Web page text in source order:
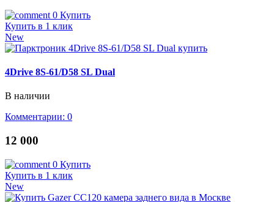
0 Купить
Купить в 1 клик
New
4Drive 8S-61/D58 SL Dual
В наличии
Комментарии: 0
12 000
0 Купить
Купить в 1 клик
New